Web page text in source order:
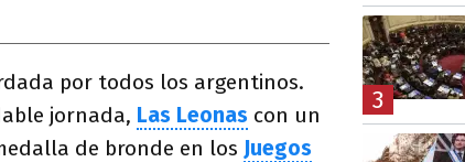
por todos los argentinos.
jornada, Las Leonas con un
de bronde en los Juegos
3